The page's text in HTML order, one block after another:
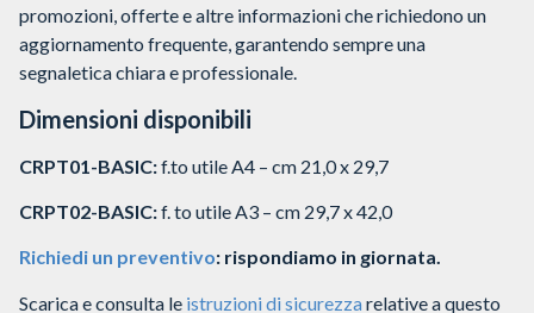
promozioni, offerte e altre informazioni che richiedono un
aggiornamento frequente, garantendo sempre una
segnaletica chiara e professionale.
Dimensioni disponibili
CRPT01-BASIC:f.to utile A4 – cm 21,0 x 29,7
CRPT02-BASIC:f. to utile A3 – cm 29,7 x 42,0
Richiedi un preventivo: rispondiamo in giornata.
Scarica e consulta le istruzioni di sicurezzarelative a questo